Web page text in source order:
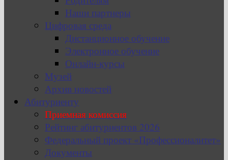
Наши партнеры
Цифровая среда
Дистанционное обучение
Электронное обучение
Онлайн-курсы
Музей
Архив новостей
Абитуриенту
Приемная комиссия
Рейтинг абитуриентов 2026
Федеральный проект «Профессионалитет»
Документы